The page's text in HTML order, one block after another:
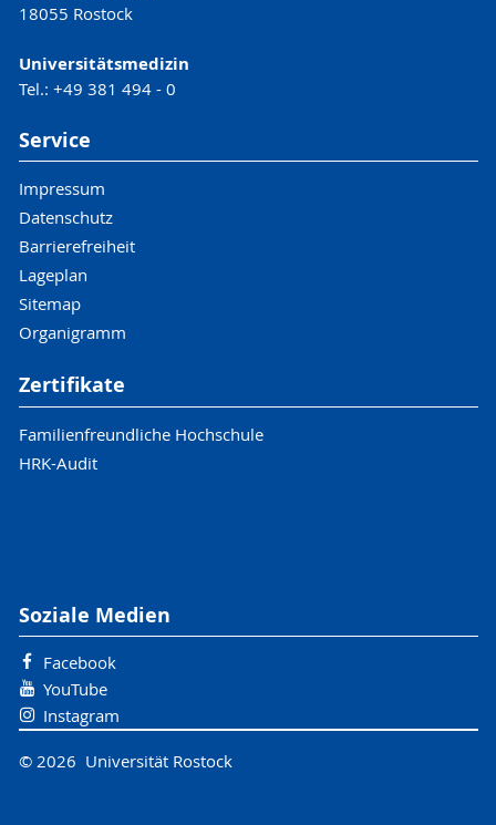
18055 Rostock
Universitätsmedizin
Tel.: +49 381 494 - 0
Service
Impressum
Datenschutz
Barrierefreiheit
Lageplan
Sitemap
Organigramm
Zertifikate
Familienfreundliche Hochschule
HRK-Audit
Soziale Medien
Facebook
YouTube
Instagram
© 2026 Universität Rostock